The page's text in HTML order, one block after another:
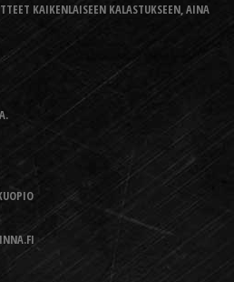
KAIKENLAISEEN KALASTUKSEEN, AINA